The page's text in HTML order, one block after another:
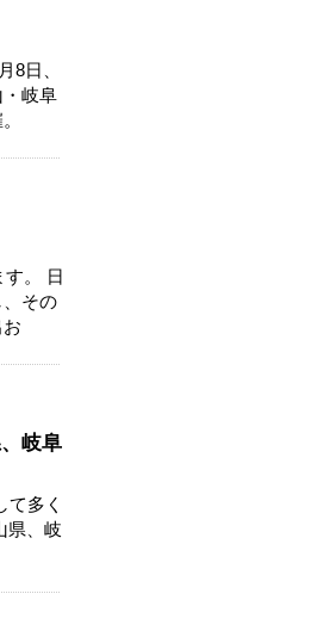
8日、
岐阜
。 日
その
岐阜
て多く
県、岐